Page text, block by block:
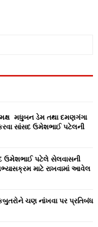
R
H
મધુબન ડેમ તથા દમણગંગા
કરવા સાંસદ ઉમેશભાઈ પટેલની
ઉમેશભાઈ પટેલે સેલવાસની
માટે રાખવામાં આવેલ
ચણ નાંખવા પર પ્રતિબંધ